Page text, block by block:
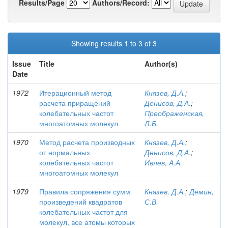
Results/Page
Authors/Record:
Showing results 1 to 3 of 3
Issue
Date
Title Author(s)
1972
Итерационный метод
расчета приращений
колебательных частот
многоатомных молекул
Князев, Д.А.;
Денисов, Д.А.;
Преображенская,
Л.Б.
1970
Метод расчета производных
от нормальных
колебательных частот
многоатомных молекул
Князев, Д.А.;
Денисов, Д.А.;
Ивлев, А.А.
1979
Правила сопряжения сумм
произведений квадратов
колебательных частот для
молекул, все атомы которых
Князев, Д.А.;Демин,
С.В.